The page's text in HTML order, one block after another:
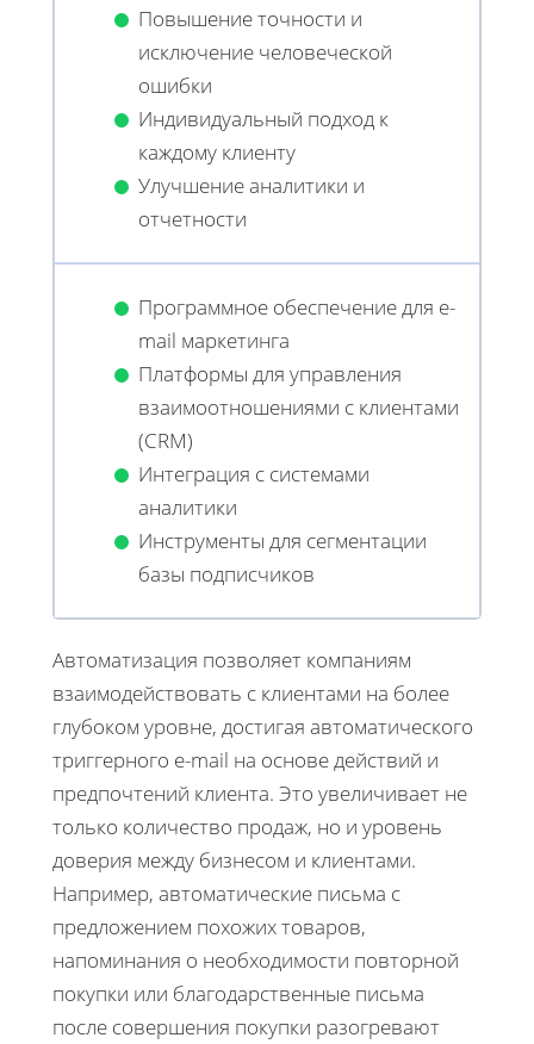
Повышение точности и
исключение человеческой
ошибки
Индивидуальный подход к
каждому клиенту
Улучшение аналитики и
отчетности
Программное обеспечение для e-
mail маркетинга
Платформы для управления
взаимоотношениями с клиентами
(CRM)
Интеграция с системами
аналитики
Инструменты для сегментации
базы подписчиков
Автоматизация позволяет компаниям
взаимодействовать с клиентами на более
глубоком уровне, достигая автоматического
триггерного e-mail на основе действий и
предпочтений клиента. Это увеличивает не
только количество продаж, но и уровень
доверия между бизнесом и клиентами.
Например, автоматические письма с
предложением похожих товаров,
напоминания о необходимости повторной
покупки или благодарственные письма
после совершения покупки разогревают